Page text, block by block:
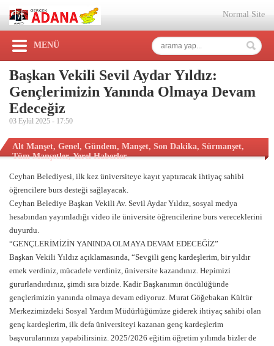
Normal Site
MENÜ
Başkan Vekili Sevil Aydar Yıldız:
Gençlerimizin Yanında Olmaya Devam
Edeceğiz
03 Eylül 2025 - 17:50
Alt Manşet, Genel, Gündem, Manşet, Son Dakika, Sürmanşet,
Tüm Manşetler,Yerel Haberler
Ceyhan Belediyesi, ilk kez üniversiteye kayıt yaptıracak ihtiyaç sahibi
öğrencilere burs desteği sağlayacak.
Ceyhan Belediye Başkan Vekili Av. Sevil Aydar Yıldız, sosyal medya
hesabından yayımladığı video ile üniversite öğrencilerine burs vereceklerini
duyurdu.
“GENÇLERİMİZİN YANINDA OLMAYA DEVAM EDECEĞİZ”
Başkan Vekili Yıldız açıklamasında, “Sevgili genç kardeşlerim, bir yıldır
emek verdiniz, mücadele verdiniz, üniversite kazandınız. Hepimizi
gururlandırdınız, şimdi sıra bizde. Kadir Başkanımın öncülüğünde
gençlerimizin yanında olmaya devam ediyoruz. Murat Göğebakan Kültür
Merkezimizdeki Sosyal Yardım Müdürlüğümüze giderek ihtiyaç sahibi olan
genç kardeşlerim, ilk defa üniversiteyi kazanan genç kardeşlerim
başvurularınızı yapabilirsiniz. 2025/2026 eğitim öğretim yılımda bizler de